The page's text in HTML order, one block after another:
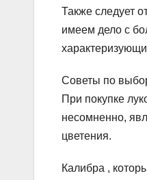
Также следует
имеем дело с
Советы по
При покупке
несомненно,
цветения.
Калибра ,